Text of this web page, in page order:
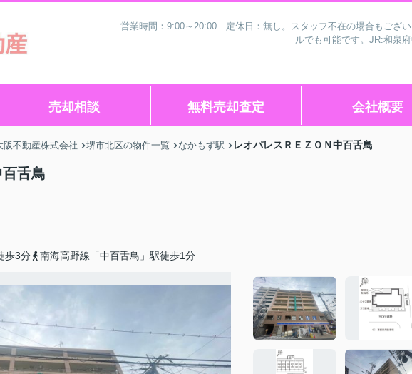
営業時間：9:00～20:00 定休日：無し。スタッフ不在の場合もござ
ルでも可能です。JR:和泉
売却相談 無料売却査定 会社概要
不動産株式会社 堺市北区の物件一覧 なかもず駅 レオパレスＲＥＺＯＮ中百舌鳥
舌鳥
歩3分
南海高野線「中百舌鳥」駅徒歩1分